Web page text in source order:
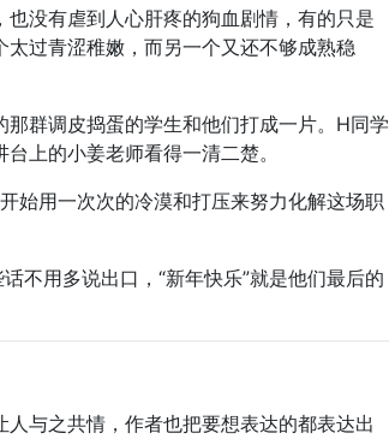
没有虐到人心肝疼的狗血剧情，有的只是
过青涩稚嫩，而另一个又还不够成熟稳
群调皮捣蛋的学生和他们打成一片。H同学
上的小姜老师看得一清二楚。
始用一次次的冷漠和打压来努力化解这场职
不用多说出口，“新年快乐”就是他们最后的
与之共情，作者也把要想表达的都表达出